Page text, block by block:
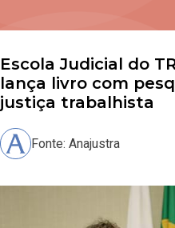
Escola Judicial do
lança livro com
justiça trabalhista
Fonte: Anajustra